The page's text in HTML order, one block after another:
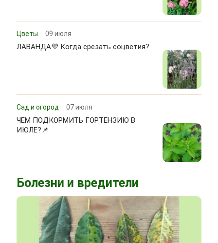
Цветы 09 июля
ЛАВАНДА💜 Когда срезать соцветия?
Сад и огород 07 июля
ЧЕМ ПОДКОРМИТЬ ГОРТЕНЗИЮ В
ИЮЛЕ?📌
Болезни и вредители